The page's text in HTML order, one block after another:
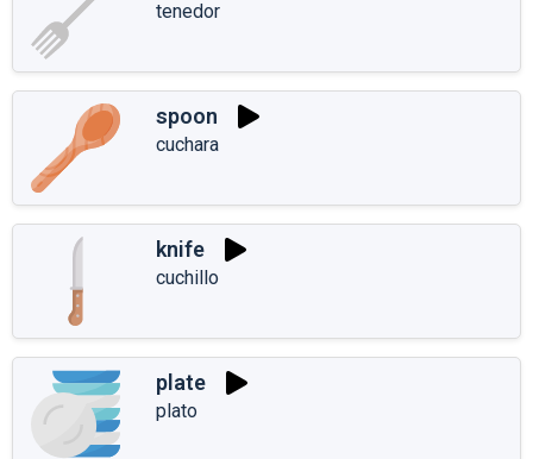
tenedor
spoon
cuchara
knife
cuchillo
plate
plato